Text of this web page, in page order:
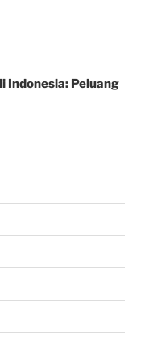
Indonesia: Peluang